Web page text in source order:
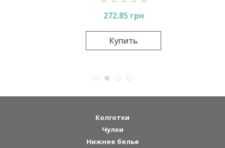
272.85 грн
Купить
Колготки
Чулки
Нижнее белье